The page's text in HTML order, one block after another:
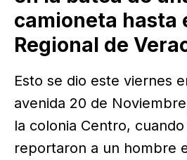
camioneta hasta
Regional de
Esto se dio este viernes
avenida 20 de
la colonia Centro,
reportaron a un hombre